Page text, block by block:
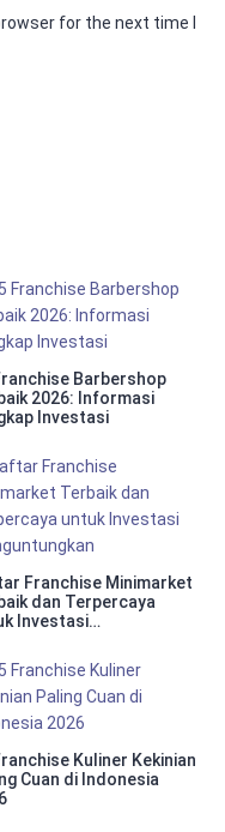
for the next time I
Barbershop
2026: Informasi
Investasi
Franchise Minimarket
dan Terpercaya
Investasi
Kuliner Kekinian
Cuan di Indonesia